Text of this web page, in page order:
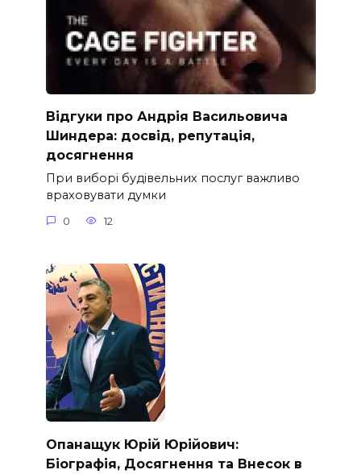
Відгуки про Андрія Васильовича
Шиндера: досвід, репутація,
досягнення
При виборі будівельних послуг важливо
враховувати думки
0 12
Опанащук Юрій Юрійович:
Біографія, Досягнення та Внесок в